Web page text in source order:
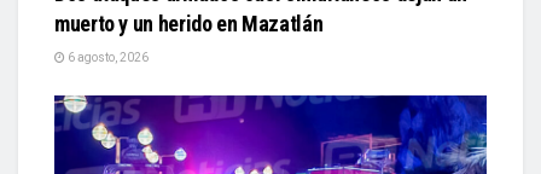
muerto y un herido en Mazatlán
6 agosto, 2026